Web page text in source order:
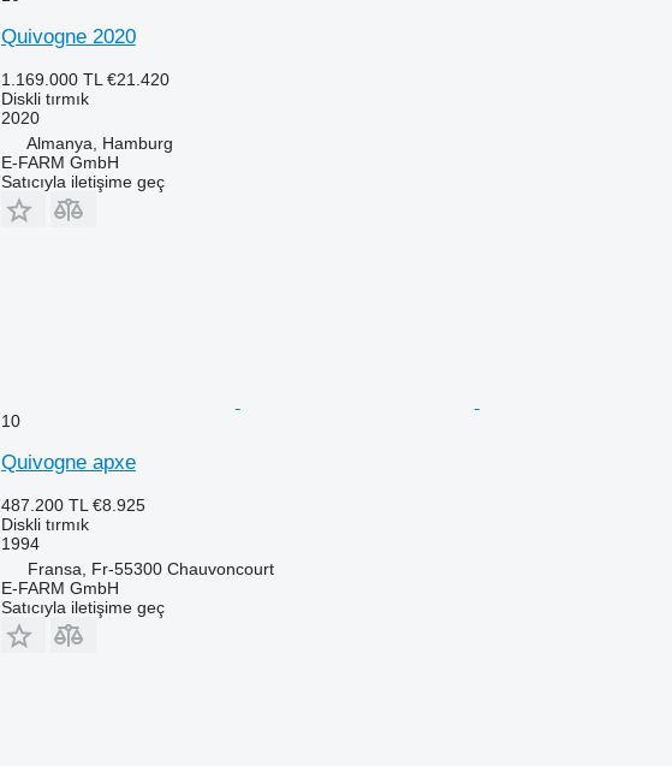
Quivogne 2020
1.169.000 TL €21.420
Diskli tırmık
2020
Almanya, Hamburg
E-FARM GmbH
Satıcıyla iletişime geç
10
Quivogne apxe
487.200 TL €8.925
Diskli tırmık
1994
Fransa, Fr-55300 Chauvoncourt
E-FARM GmbH
Satıcıyla iletişime geç